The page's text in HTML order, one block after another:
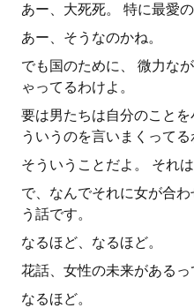
あー、大死死。 特に最愛
あー、そうなのかね。
でも国のために、 微力な
ゃってるわけよ。
要は男たちは自分のこと
ういうのを言いまくってる
そういうことだよ。 それ
で、なんでそれに女が合
う話です。
なるほど、なるほど。
花話、女性の未来があるっ
なるほど。